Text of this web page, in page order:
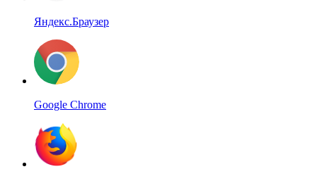
Яндекс.Браузер
Google Chrome